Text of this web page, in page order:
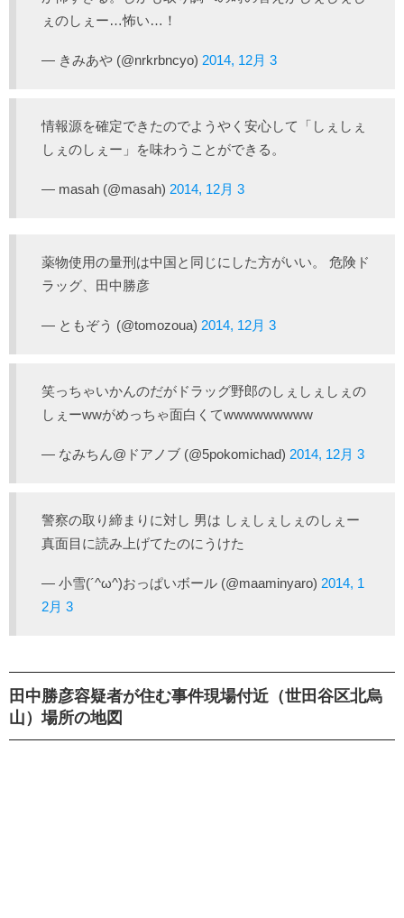
ぇのしぇー…怖い…！
— きみあや (@nrkrbncyo) 2014, 12月 3
情報源を確定できたのでようやく安心して「しぇしぇ
しぇのしぇー」を味わうことができる。
— masah (@masah) 2014, 12月 3
薬物使用の量刑は中国と同じにした方がいい。 危険ド
ラッグ、田中勝彦
— ともぞう (@tomozoua) 2014, 12月 3
笑っちゃいかんのだがドラッグ野郎のしぇしぇしぇの
しぇーwwがめっちゃ面白くてwwwwwwwww
— なみちん@ドアノブ (@5pokomichad) 2014, 12月 3
警察の取り締まりに対し 男は しぇしぇしぇのしぇー
真面目に読み上げてたのにうけた
— 小雪(´^ω^)おっぱいボール (@maaminyaro) 2014, 1
2月 3
田中勝彦容疑者が住む事件現場付近（世田谷区北烏
山）場所の地図